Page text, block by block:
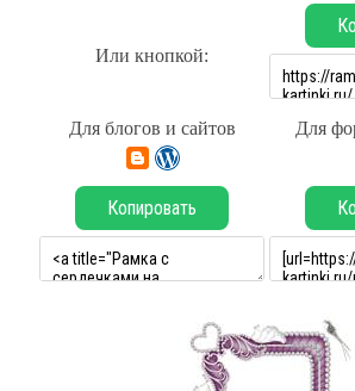
Или кнопкой:
Для блогов и сайтов Для
Копировать